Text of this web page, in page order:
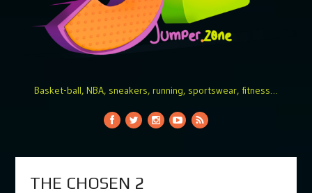
Basket-ball, NBA, sneakers, running, sportswear, fitness…
THE CHOSEN 2